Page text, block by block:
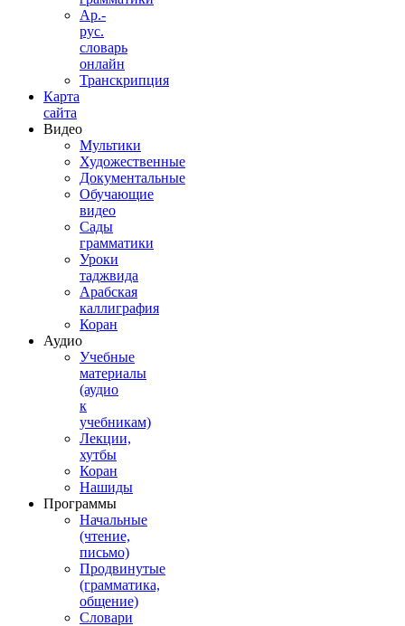
Ар.-
рус.
словарь
онлайн
Транскрипция
Карта
сайта
Видео
Мультики
Художественные
Документальные
Обучающие
видео
Сады
грамматики
Уроки
таджвида
Арабская
каллиграфия
Коран
Аудио
Учебные
материалы
(аудио
к
учебникам)
Лекции,
хутбы
Коран
Нашиды
Программы
Начальные
(чтение,
письмо)
Продвинутые
(грамматика,
общение)
Словари